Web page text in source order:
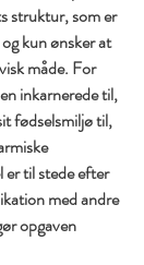
struktur, som er
kun ønsker at
måde. For
inkarnerede til,
fødselsmiljø til,
er til stede efter
med andre
opgaven